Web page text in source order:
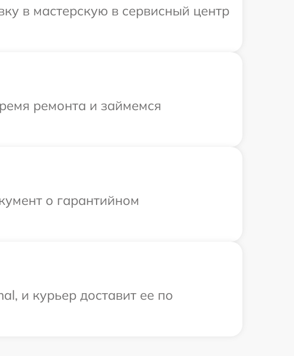
в мастерскую в сервисный центр
ремонта и займемся
о гарантийном
и курьер доставит ее по